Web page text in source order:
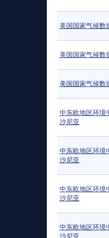
美国国家气候数
美国国家气候数
美国国家气候数
中东欧地区环境
沙尼亚
中东欧地区环境
沙尼亚
中东欧地区环境
沙尼亚
中东欧地区环境
沙尼亚